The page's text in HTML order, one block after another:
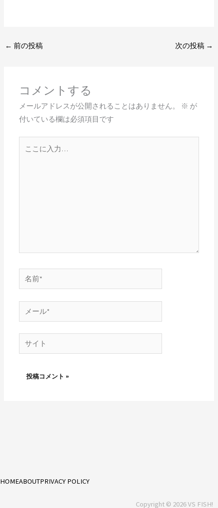
← 前の投稿 次の投稿 →
コメントする
メールアドレスが公開されることはありません。 ※ が
付いている欄は必須項目です
前
*
ー
ル
イ
HOMEABOUTPRIVACY POLICY
Copyright © 2026 VS FISH!